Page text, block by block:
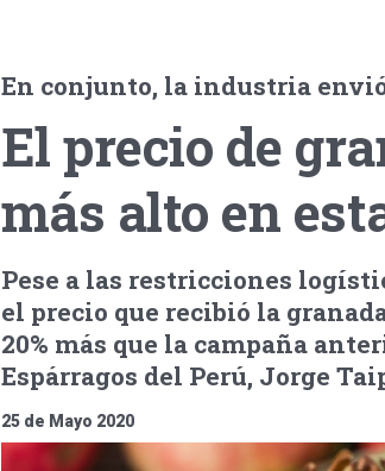
En conjunto, la industria
El precio de
más alto en
Pese a las restricciones
el precio que recibió la
20% más que la campaña
Espárragos del Perú, Jorge
25 de Mayo 2020